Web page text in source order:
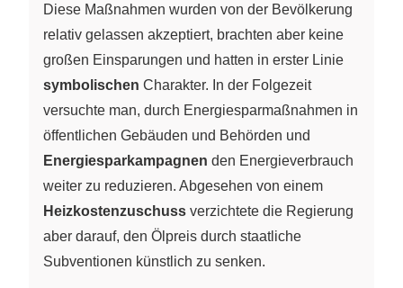
Diese Maßnahmen wurden von der Bevölkerung
relativ gelassen akzeptiert, brachten aber keine
großen Einsparungen und hatten in erster Linie
symbolischen Charakter. In der Folgezeit
versuchte man, durch Energiesparmaßnahmen in
öffentlichen Gebäuden und Behörden und
Energiesparkampagnen den Energieverbrauch
weiter zu reduzieren. Abgesehen von einem
Heizkostenzuschuss verzichtete die Regierung
aber darauf, den Ölpreis durch staatliche
Subventionen künstlich zu senken.